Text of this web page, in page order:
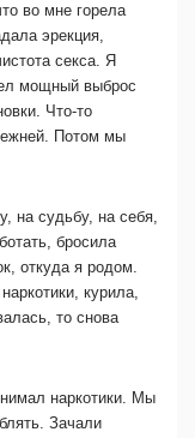
во мне горела
эрекция,
секса. Я
мощный выброс
Что-то
Потом мы
на судьбу, на себя,
бросила
откуда я родом.
курила,
то снова
наркотики. Мы
Зачали